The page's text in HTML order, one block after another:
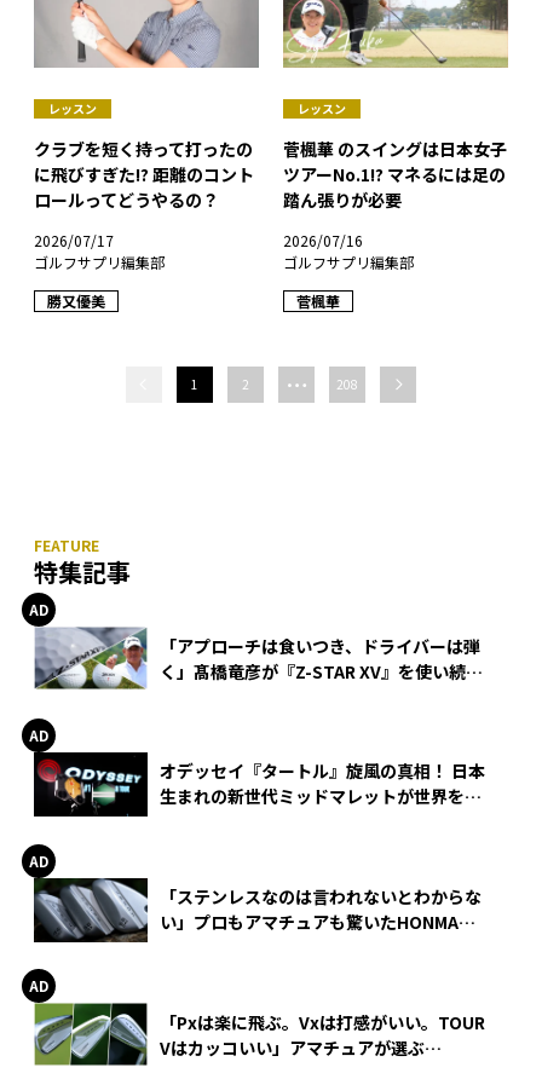
レッスン
クラブを短く持って打ったの
に飛びすぎた!? 距離のコント
ロールってどうやるの？
2026/07/17
ゴルフサプリ編集部
勝又優美
レッスン
菅楓華 のスイングは日本女子
ツアーNo.1!? マネるには足の
踏ん張りが必要
2026/07/16
ゴルフサプリ編集部
菅楓華
1 2 … 208
特集記事
「アプローチは食いつき、ドライバーは弾
く」髙橋竜彦が『Z-STAR XV』を使い続け
オデッセイ『タートル』旋風の真相！ 日本
生まれの新世代ミッドマレットが世界を席
「ステンレスなのは言われないとわからな
い」プロもアマチュアも驚いたHONMA
「Pxは楽に飛ぶ。Vxは打感がいい。TOUR
Vはカッコいい」アマチュアが選ぶ